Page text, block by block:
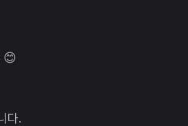
😊
다.